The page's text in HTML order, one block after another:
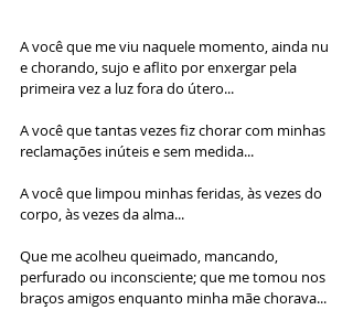
A você que me viu naquele momento, ainda nu
e chorando, sujo e aflito por enxergar pela
primeira vez a luz fora do útero...
A você que tantas vezes fiz chorar com minhas
reclamações inúteis e sem medida...
A você que limpou minhas feridas, às vezes do
corpo, às vezes da alma...
Que me acolheu queimado, mancando,
perfurado ou inconsciente; que me tomou nos
braços amigos enquanto minha mãe chorava...